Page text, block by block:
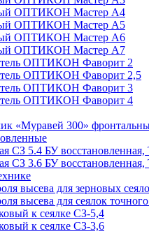
ОПТИКОН Мастер А4
ОПТИКОН Мастер А5
ОПТИКОН Мастер А6
ОПТИКОН Мастер А7
ОПТИКОН Фаворит 2
ОПТИКОН Фаворит 2,5
ОПТИКОН Фаворит 3
ОПТИКОН Фаворит 4
«Муравей 300»
СЗ 5.4 БУ восстановленная,
СЗ 3.6 БУ восстановленная,
высева для зерновых
высева для сеялок
к сеялке СЗ-5,4
к сеялке СЗ-3,6